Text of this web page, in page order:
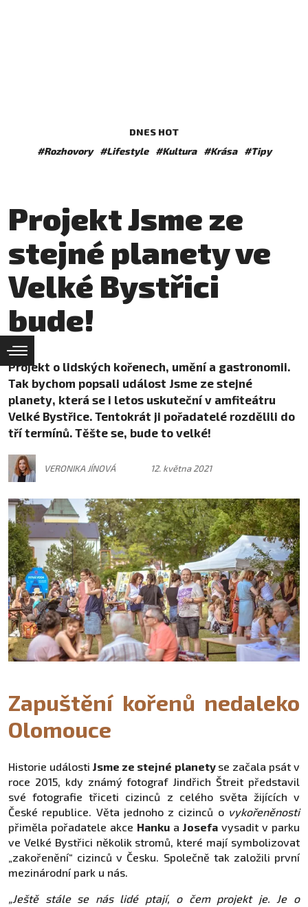
DNES HOT
#Rozhovory
#Lifestyle #Kultura #Krása #Tipy
Projekt Jsme ze
stejné planety ve
Velké Bystřici
bude!
Projekt o lidských kořenech, umění a gastronomii.
Tak bychom popsali událost Jsme ze stejné
planety, která se i letos uskuteční v amfiteátru
Velké Bystřice. Tentokrát ji pořadatelé rozdělili do
tří termínů. Těšte se, bude to velké!
VERONIKA JÍNOVÁ 12. května 2021
Zapuštění kořenů nedaleko
Olomouce
Historie událostiJsme ze stejné planety se začala psát v
roce 2015, kdy známý fotograf Jindřich Štreit představil
své fotografie třiceti cizinců z celého světa žijících v
České republice. Věta jednoho z cizinců o vykořeněnosti
přiměla pořadatele akce Hanku a Josefa vysadit v parku
ve Velké Bystřici několik stromů, které mají symbolizovat
„zakořenění“ cizinců v Česku. Společně tak založili první
mezinárodní park u nás.
„Ještě stále se nás lidé ptají, o čem projekt je. Je o